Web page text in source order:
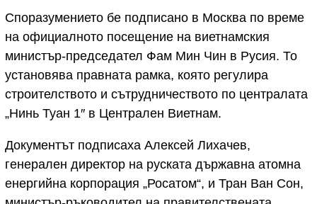
Споразумението бе подписано в Москва по време
на официалното посещение на виетнамския
министър-председател Фам Мин Чин в Русия. То
установява правната рамка, която регулира
строителството и сътрудничеството по централата
„Нинь Туан 1″ в Централен Виетнам.
Документът подписаха Алексей Лихачев,
генерален директор на руската държавна атомна
енергийна корпорация „Росатом“, и Тран Ван Сон,